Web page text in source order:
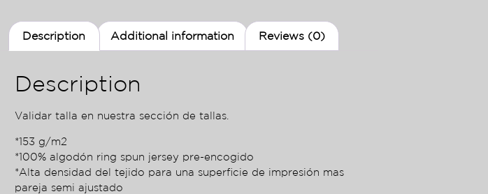
Description Additional information Reviews (0)
Description
Validar talla en nuestra sección de tallas.
*153 g/m2
*100% algodón ring spun jersey pre-encogido
*Alta densidad del tejido para una superficie de impresión mas
pareja semi ajustado